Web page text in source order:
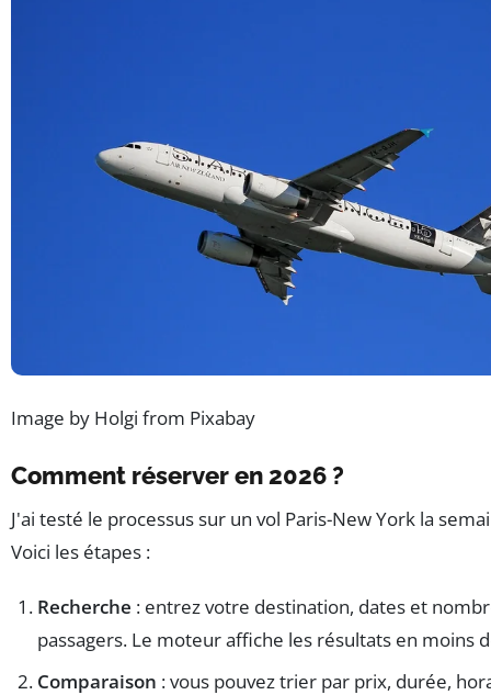
Image by Holgi from Pixabay
Comment réserver en 2026 ?
J'ai testé le processus sur un vol Paris-New York la
Voici les étapes :
Recherche : entrez votre destination, dates et
passagers. Le moteur affiche les résultats en moins
Comparaison : vous pouvez trier par prix, durée,